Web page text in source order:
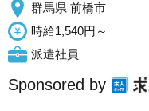
群馬県 前橋市
時給1,540円～
派遣社員
Sponsored by